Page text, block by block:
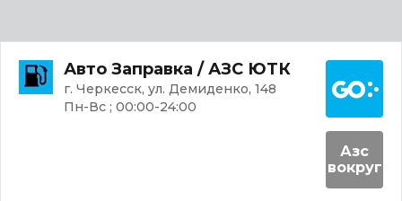
Авто Заправка / АЗС ЮТК
г. Черкесск, ул. Демиденко, 148
Пн-Вс ; 00:00-24:00
Азс
вокруг